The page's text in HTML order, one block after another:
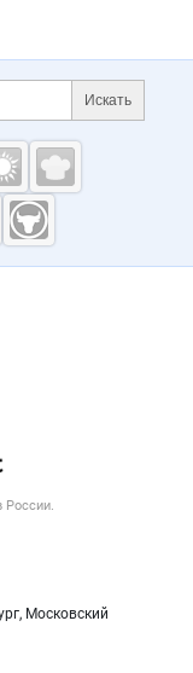
по сайту и
Искать
России.
Московский
данных